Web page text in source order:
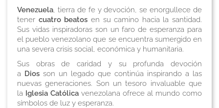
Venezuela, tierra de fe y devoción, se enorgullece de
tener cuatro beatos en su camino hacia la santidad.
Sus vidas inspiradoras son un faro de esperanza para
el pueblo venezolano que se encuentra sumergido en
una severa crisis social, económica y humanitaria.
Sus obras de caridad y su profunda devoción
a Dios son un legado que continúa inspirando a las
nuevas generaciones. Son un tesoro invaluable que
la Iglesia Católica venezolana ofrece al mundo como
símbolos de luz y esperanza.